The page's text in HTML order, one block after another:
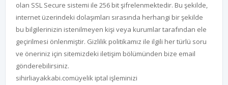
olan SSL Secure sistemi ile 256 bit şifrelenmektedir. Bu şekilde,
internet üzerindeki dolaşımları sırasında herhangi bir şekilde
bu bilgilerinizin istenilmeyen kişi veya kurumlar tarafından ele
geçirilmesi önlenmiştir. Gizlilik politikamız ile ilgili her türlü soru
ve öneriniz için sitemizdeki iletişim bölümünden bize email
gönderebilirsiniz.
sihirliayakkabi.comüyelik iptal işleminizi